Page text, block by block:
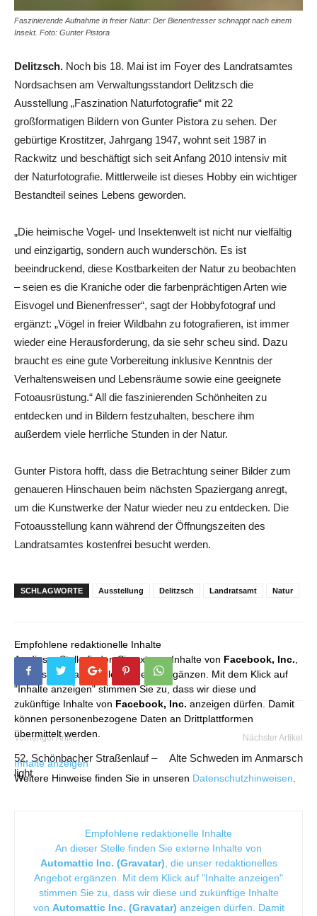
Faszinierende Aufnahme in freier Natur: Der Bienenfresser schnappt nach einem
Insekt. Foto: Gunter Pistora
Delitzsch. Noch bis 18. Mai ist im Foyer des Landratsamtes
Nordsachsen am Verwaltungsstandort Delitzsch die
Ausstellung „Faszination Naturfotografie“ mit 22
großformatigen Bildern von Gunter Pistora zu sehen. Der
gebürtige Krostitzer, Jahrgang 1947, wohnt seit 1987 in
Rackwitz und beschäftigt sich seit Anfang 2010 intensiv mit
der Naturfotografie. Mittlerweile ist dieses Hobby ein wichtiger
Bestandteil seines Lebens geworden.
„Die heimische Vogel- und Insektenwelt ist nicht nur vielfältig
und einzigartig, sondern auch wunderschön. Es ist
beeindruckend, diese Kostbarkeiten der Natur zu beobachten
– seien es die Kraniche oder die farbenprächtigen Arten wie
Eisvogel und Bienenfresser“, sagt der Hobbyfotograf und
ergänzt: „Vögel in freier Wildbahn zu fotografieren, ist immer
wieder eine Herausforderung, da sie sehr scheu sind. Dazu
braucht es eine gute Vorbereitung inklusive Kenntnis der
Verhaltensweisen und Lebensräume sowie eine geeignete
Fotoausrüstung.“ All die faszinierenden Schönheiten zu
entdecken und in Bildern festzuhalten, beschere ihm
außerdem viele herrliche Stunden in der Natur.
Gunter Pistora hofft, dass die Betrachtung seiner Bilder zum
genaueren Hinschauen beim nächsten Spaziergang anregt,
um die Kunstwerke der Natur wieder neu zu entdecken. Die
Fotoausstellung kann während der Öffnungszeiten des
Landratsamtes kostenfrei besucht werden.
SCHLAGWORTE Ausstellung Delitzsch Landratsamt Natur
Empfohlene redaktionelle Inhalte
An dieser Stelle finden Sie externe Inhalte von Facebook, Inc.
die unser redaktionelles Angebot ergänzen. Mit dem Klick auf
"Inhalte anzeigen" stimmen Sie zu, dass wir diese und
zukünftige Inhalte von Facebook, Inc. anzeigen dürfen. Damit
können personenbezogene Daten an Drittplattformen
übermittelt werden.
Inhalte anzeigen
Weitere Hinweise finden Sie in unseren Datenschutzhinweisen
Vorheriger Artikel
52. Schönbacher Straßenlauf –
light
Nächster Artikel
Alte Schweden im Anmarsch
Empfohlene redaktionelle Inhalte
An dieser Stelle finden Sie externe Inhalte von
Automattic Inc. (Gravatar) , die unser redaktionelles
Angebot ergänzen. Mit dem Klick auf "Inhalte anzeigen"
stimmen Sie zu, dass wir diese und zukünftige Inhalte
von Automattic Inc. (Gravatar) anzeigen dürfen. Damit